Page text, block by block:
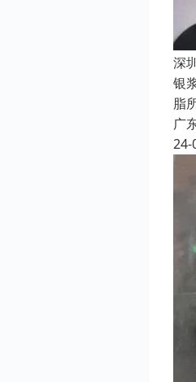
深
银
脂
广
24-